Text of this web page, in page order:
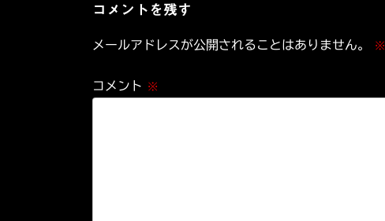
コメントを残す
メールアドレスが公開されることはありません。 ※
コメント ※